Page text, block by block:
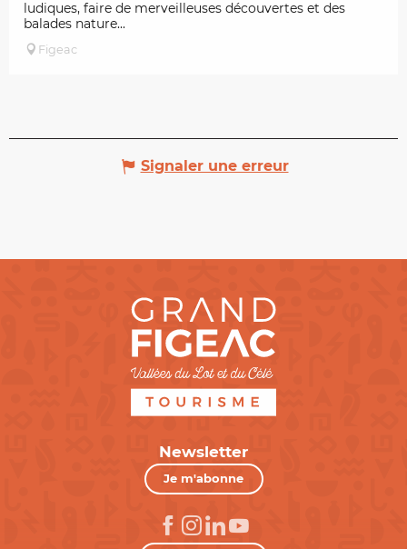
ludiques, faire de merveilleuses découvertes et des
balades nature...
Figeac
Signaler une erreur
Newsletter
Je m'abonne